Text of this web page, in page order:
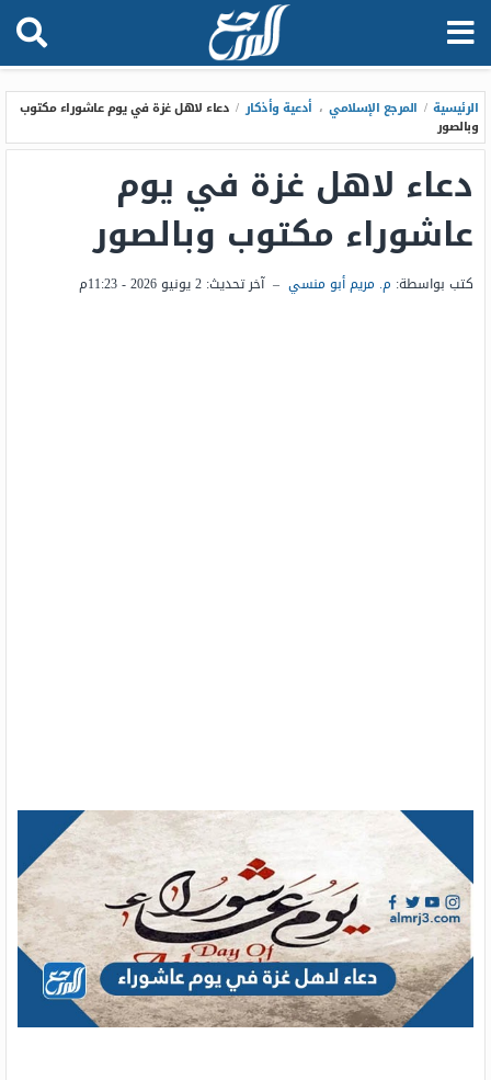
الرئيسية / المرجع الإسلامي ، أدعية وأذكار / دعاء لاهل غزة في يوم عاشوراء مكتوب
وبالصور
دعاء لاهل غزة في يوم
عاشوراء مكتوب وبالصور
كتب بواسطة: م. مريم أبو منسي – آخر تحديث: 2 يونيو 2026 - 11:23م